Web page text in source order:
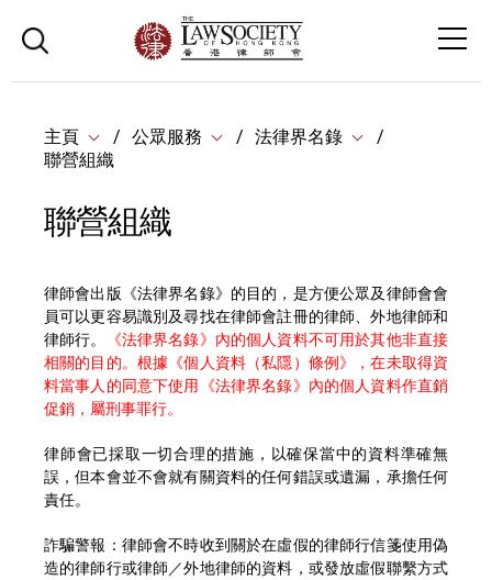
主頁 公眾服務
法律界名錄
聯營組織
聯營組織
律師會出版《法律界名錄》的目的，是方便公眾及律師會會
員可以更容易識別及尋找在律師會註冊的律師、外地律師和
律師行。
《法律界名錄》內的個人資料不可用於其他非直接
相關的目的。根據《個人資料（私隱）條例》，在未取得資
料當事人的同意下使用《法律界名錄》內的個人資料作直銷
促銷，屬刑事罪行。
律師會已採取一切合理的措施，以確保當中的資料準確無
誤，但本會並不會就有關資料的任何錯誤或遺漏，承擔任何
責任。
詐騙警報：律師會不時收到關於在虛假的律師行信箋使用偽
造的律師行或律師／外地律師的資料，或發放虛假聯繫方式